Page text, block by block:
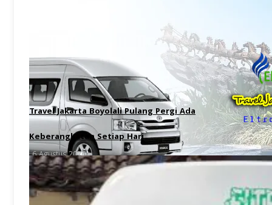
Travel Jakarta Boyolali Pulang Pergi Ada
Keberangkatan Setiap Hari
6 Agustus 2026